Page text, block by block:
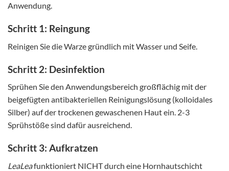
Anwendung.
Schritt 1: Reingung
Reinigen Sie die Warze gründlich mit Wasser und Seife.
Schritt 2: Desinfektion
Sprühen Sie den Anwendungsbereich großflächig mit der
beigefügten antibakteriellen Reinigungslösung (kolloidales
Silber) auf der trockenen gewaschenen Haut ein. 2-3
Sprühstöße sind dafür ausreichend.
Schritt 3: Aufkratzen
LeaLeafunktioniert NICHT durch eine Hornhautschicht